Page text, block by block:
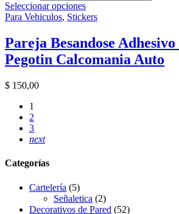
Seleccionar opciones
Para Vehiculos, Stickers
Pareja Besandose
Pegotin Calcomania Auto
$ 150,00
1
2
3
next
Categorías
Cartelería (5)
Señaletica (2)
Decorativos de Pared (52)